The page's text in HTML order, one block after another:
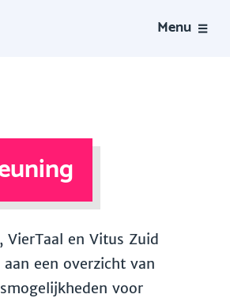
Menu
VierTaal en Vitus Zuid
een overzicht van
voor